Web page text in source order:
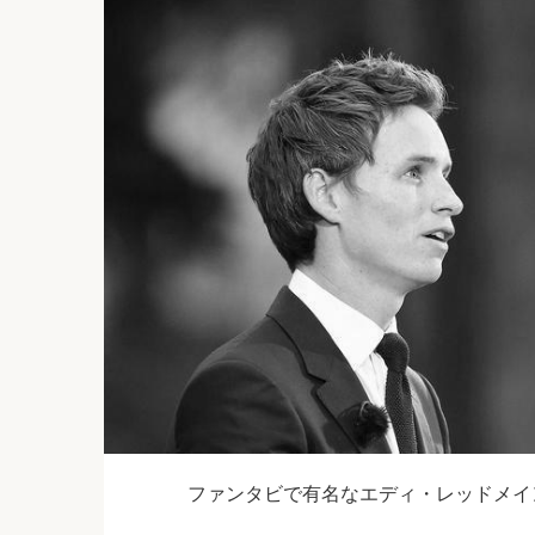
ファンタビで有名なエディ・レッドメ